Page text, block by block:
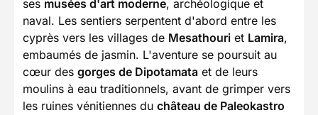
ses musées d'art moderne, archéologique et
naval. Les sentiers serpentent d'abord entre les
cyprès vers les villages de Mesathouri et Lamira,
embaumés de jasmin. L'aventure se poursuit au
cœur des gorges de Dipotamata et de leurs
moulins à eau traditionnels, avant de grimper vers
les ruines vénitiennes du château de Paleokastro